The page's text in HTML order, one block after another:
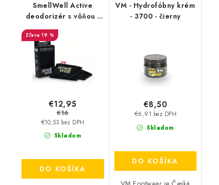
SmellWell Active
deodorizér s vôňou -
Black Zebra
19 %
Skladom
€10,53 bez DPH
€12,95
€16
DO KOŠÍKA
VM - Hydrofóbny krém
- 3700 - čierny
Skladom
€6,91 bez DPH
€8,50
DO KOŠÍKA